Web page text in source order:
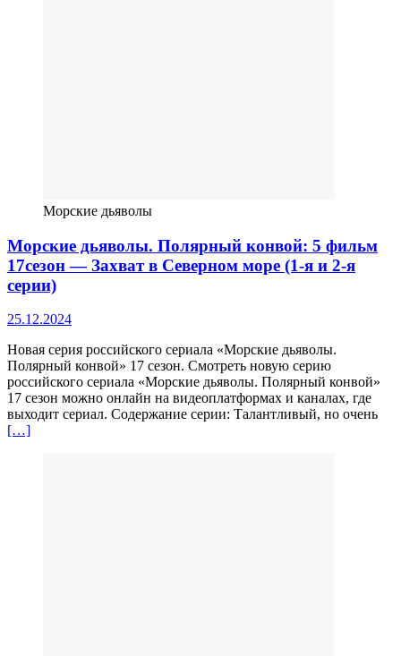
Морские дьяволы
Морские дьяволы. Полярный конвой: 5 фильм
17сезон — Захват в Северном море (1-я и 2-я
серии)
25.12.2024
Новая серия российского сериала «Морские дьяволы.
Полярный конвой» 17 сезон. Смотреть новую серию
российского сериала «Морские дьяволы. Полярный конвой»
17 сезон можно онлайн на видеоплатформах и каналах, где
выходит сериал. Содержание серии: Талантливый, но очень
[…]